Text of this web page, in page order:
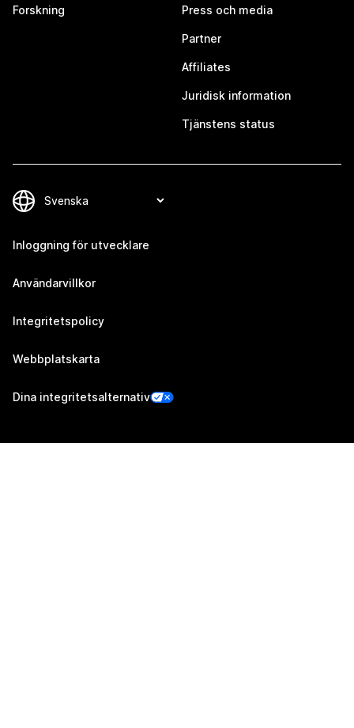
Forskning Press och media
Partner
Affiliates
Juridisk information
Tjänstens status
Inloggning för utvecklare
Användarvillkor
Integritetspolicy
Webbplatskarta
Dina integritetsalternativ